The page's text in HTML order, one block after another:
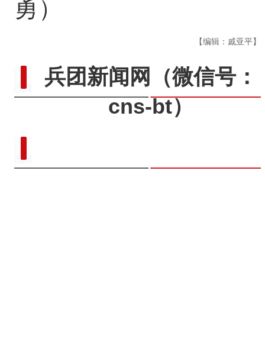
勇）
【编辑：戚亚平】
兵团新闻网
（微信号：
cns-bt）